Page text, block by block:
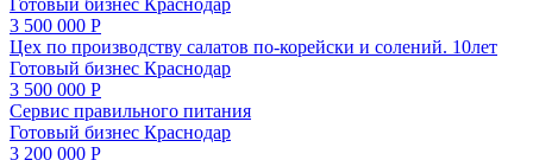
3 500 000 Р
Цех по производству салатов по-корейски и солений. 10лет
Готовый бизнес Краснодар
3 500 000 Р
Сервис правильного питания
Готовый бизнес Краснодар
3 200 000 Р